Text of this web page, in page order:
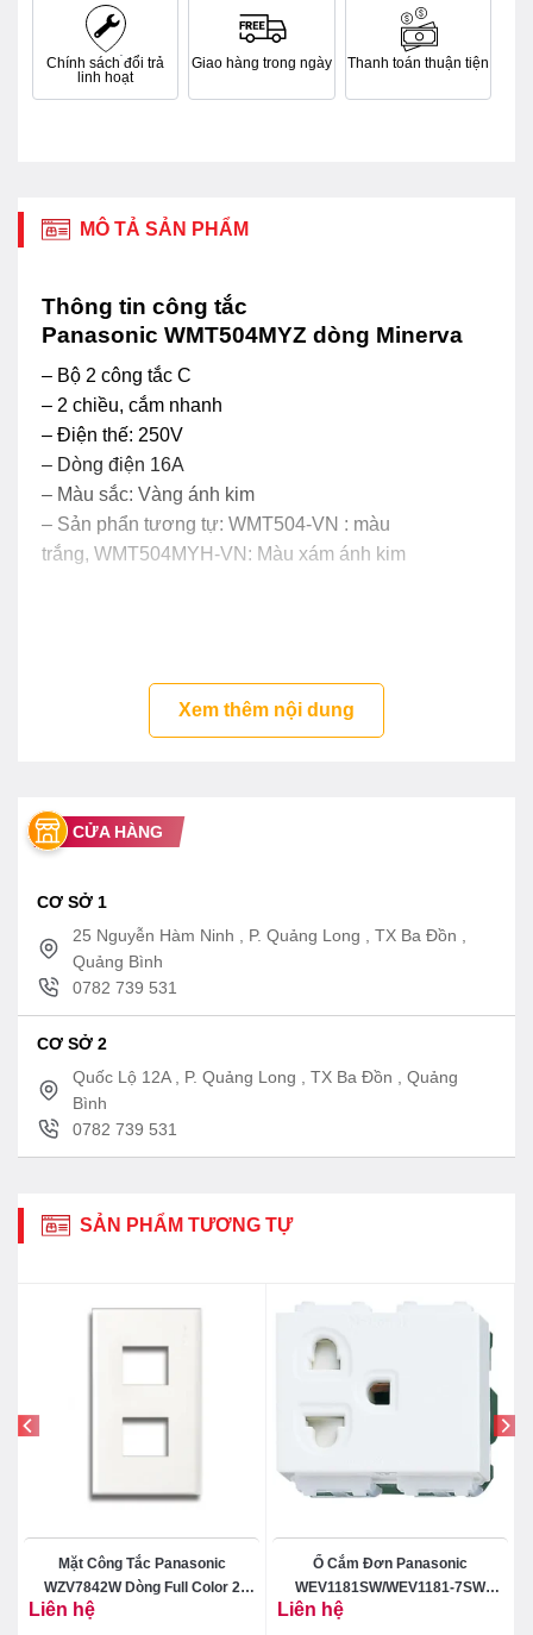
Chính sách đổi trả
linh hoạt
Giao hàng trong ngày Thanh toán thuận tiện
MÔ TẢ SẢN PHẨM
Thông tin công tắc
Panasonic WMT504MYZ dòng Minerva
– Bộ 2 công tắc C
– 2 chiều, cắm nhanh
– Điện thế: 250V
– Dòng điện 16A
– Màu sắc: Vàng ánh kim
– Sản phẩn tương tự: WMT504-VN : màu
trắng, WMT504MYH-VN: Màu xám ánh kim
Xem thêm nội dung
CỬA HÀNG
CƠ SỞ 1
25 Nguyễn Hàm Ninh , P. Quảng Long , TX Ba Đồn ,
Quảng Bình
0782 739 531
CƠ SỞ 2
Quốc Lộ 12A , P. Quảng Long , TX Ba Đồn , Quảng
Bình
0782 739 531
SẢN PHẨM TƯƠNG TỰ
Mặt Công Tắc Panasonic
WZV7842W Dòng Full Color 2
Liên hệ
Ổ Cắm Đơn Panasonic
WEV1181SW/WEV1181-7SW
Liên hệ